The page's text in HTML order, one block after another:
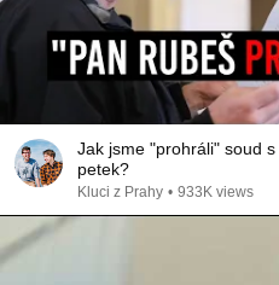
Jak jsme "prohráli" soud
petek?
Kluci z Prahy • 933K views